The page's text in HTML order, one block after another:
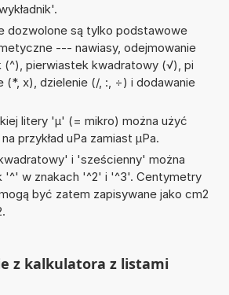
dozwolone są tylko podstawowe
--- nawiasy, odejmowanie
(^), pierwiastek kwadratowy (√), pi
(*, x), dzielenie (/, :, ÷) i dodawanie
litery 'µ' (= mikro) można użyć
przykład uPa zamiast µPa.
i 'sześcienny' można
'^' w znakach '^2' i '^3'. Centymetry
być zatem zapisywane jako cm2
z kalkulatora z listami